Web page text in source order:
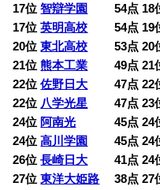
17位智辯学園 54点 18
17位英明高校 54点 19
20位東北高校 53点 20
21位熊本工業 49点 21
22位佐野日大 47点 22
22位 八学光星 47点 23
24位 阿南光 45点 24
24位高川学園 45点 24
26位長崎日大 41点 24
27位東洋大姫路 38点 27